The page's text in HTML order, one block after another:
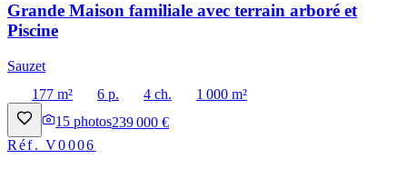
Grande Maison familiale avec terrain arboré et
Piscine
Sauzet
177 m²
6 p. 4 ch.
1 000 m²
15 photos239 000 €
Réf.V0006